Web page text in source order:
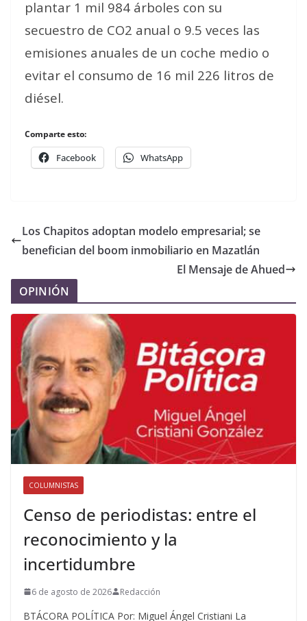
plantar 1 mil 984 árboles con su
secuestro de CO2 anual o 9.5 veces las
emisiones anuales de un coche medio o
evitar el consumo de 16 mil 226 litros de
diésel.
Comparte esto:
Facebook WhatsApp
Los Chapitos adoptan modelo empresarial; se
benefician del boom inmobiliario en Mazatlán
El Mensaje de Ahued
OPINIÓN
COLUMNISTAS
Censo de periodistas: entre el
reconocimiento y la
incertidumbre
6 de agosto de 2026 Redacción
BTÁCORA POLÍTICA Por: Miguel Ángel Cristiani La